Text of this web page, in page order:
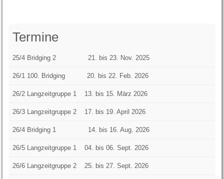
Termine
25/4 Bridging 2 21. bis 23. Nov. 2025
26/1 100. Bridging 20. bis 22. Feb. 2026
26/2 Langzeitgruppe 1 13. bis 15. März 2026
26/3 Langzeitgruppe 2 17. bis 19. April 2026
26/4 Bridging 1 14. bis 16. Aug. 2026
26/5 Langzeitgruppe 1 04. bis 06. Sept. 2026
26/6 Langzeitgruppe 2 25. bis 27. Sept. 2026